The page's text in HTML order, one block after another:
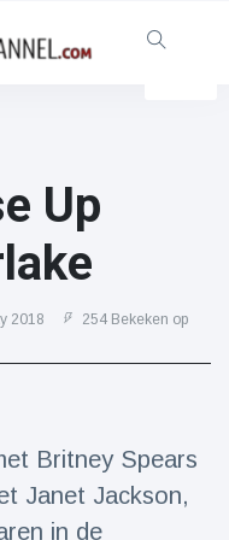
Up
2018 254 Bekeken op
Britney Spears
Janet Jackson,
in de